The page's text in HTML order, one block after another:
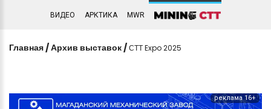
ВИДЕО АРКТИКА MWR
Главная /Архив выставок /СТТ Expo 2025
реклама 16+